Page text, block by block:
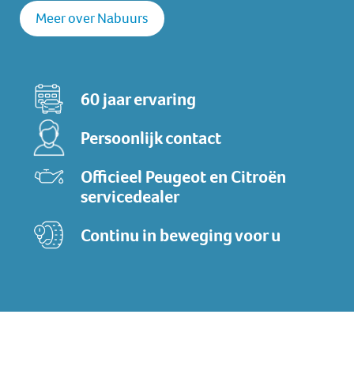
Meer over Nabuurs
60 jaar ervaring
Persoonlijk contact
Officieel Peugeot en Citroën
servicedealer
Continu in beweging voor u